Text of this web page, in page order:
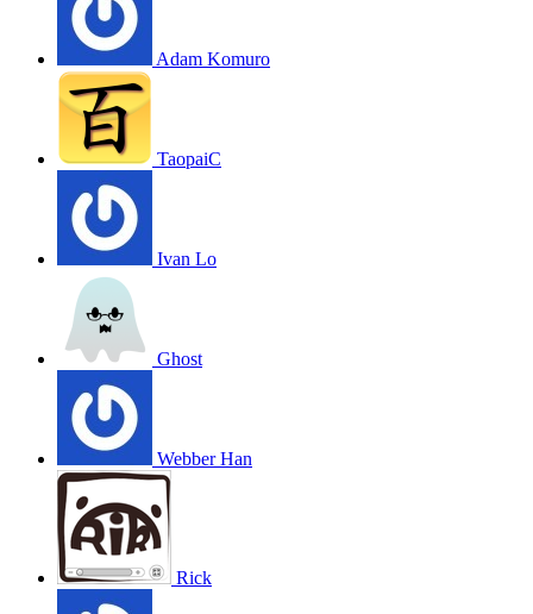
Adam Komuro
TaopaiC
Ivan Lo
Ghost
Webber Han
Rick